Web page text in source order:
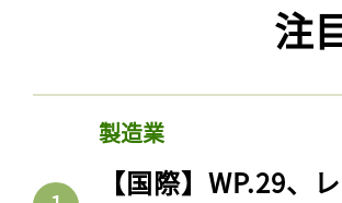
注
製造業
【国際】WP.29、